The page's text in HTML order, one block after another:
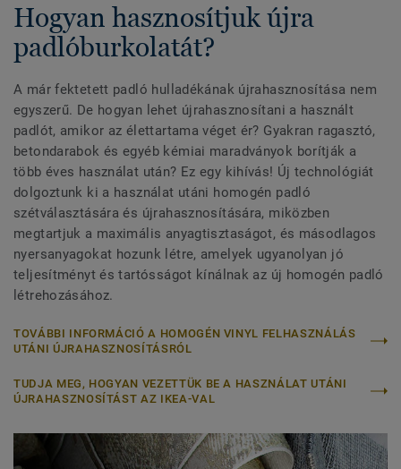
Hogyan hasznosítjuk újra
padlóburkolatát?
A már fektetett padló hulladékának újrahasznosítása nem
egyszerű. De hogyan lehet újrahasznosítani a használt
padlót, amikor az élettartama véget ér? Gyakran ragasztó,
betondarabok és egyéb kémiai maradványok borítják a
több éves használat után? Ez egy kihívás! Új technológiát
dolgoztunk ki a használat utáni homogén padló
szétválasztására és újrahasznosítására, miközben
megtartjuk a maximális anyagtisztaságot, és másodlagos
nyersanyagokat hozunk létre, amelyek ugyanolyan jó
teljesítményt és tartósságot kínálnak az új homogén padló
létrehozásához.
TOVÁBBI INFORMÁCIÓ A HOMOGÉN VINYL FELHASZNÁLÁS
UTÁNI ÚJRAHASZNOSÍTÁSRÓL
TUDJA MEG, HOGYAN VEZETTÜK BE A HASZNÁLAT UTÁNI
ÚJRAHASZNOSÍTÁST AZ IKEA-VAL